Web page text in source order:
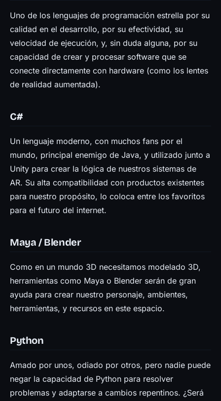
Uno de los lenguajes de programación estrella por su
calidad en el desarrollo, por su efectividad, su
velocidad de ejecución, y, sin duda alguna, por su
capacidad de crear y procesar software que se
conecte directamente con hardware (como los lentes
de realidad aumentada).
C#
Un lenguaje moderno, con muchos fans por el
mundo, principal enemigo de Java, y utilizado junto a
Unity para crear la lógica de nuestros sistemas de
AR. Su alta compatibilidad con productos existentes
para nuestro propósito, lo coloca entre los favoritos
para el futuro del internet.
Maya / Blender
Como en un mundo 3D necesitamos modelado 3D,
herramientas como Maya o Blender serán de gran
ayuda para crear nuestro personaje, ambientes,
herramientas, y recursos en este espacio.
Python
Amado por unos, odiado por otros, pero nadie puede
negar la capacidad de Python para resolver
problemas y adaptarse a cambios repentinos. ¿Será